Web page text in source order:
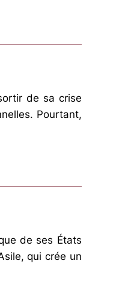
de sa crise
Pourtant,
de ses États
qui crée un